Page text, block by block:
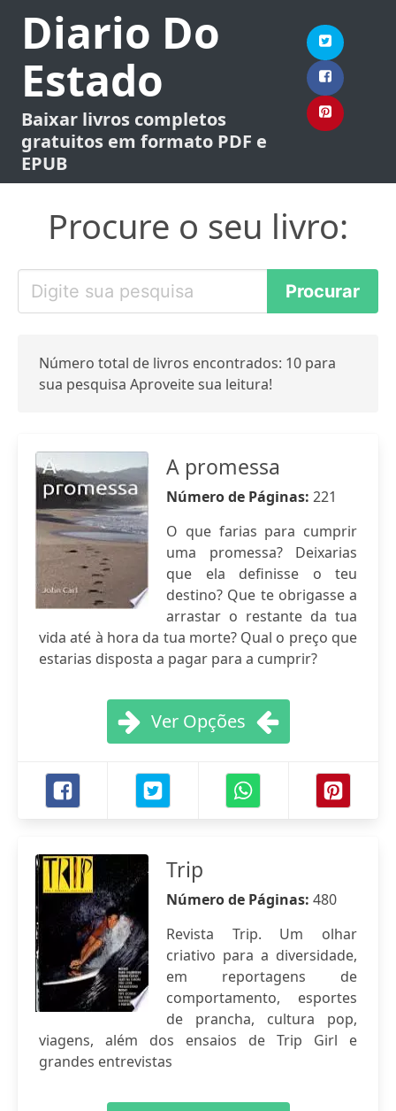
Diario Do
Estado
Baixar livros completos
gratuitos em formato PDF e
EPUB
Procure o seu livro:
Número total de livros encontrados: 10 para
sua pesquisa Aproveite sua leitura!
A promessa
Número de Páginas: 221
O que farias para cumprir
uma promessa? Deixarias
que ela definisse o teu
destino? Que te obrigasse a
arrastar o restante da tua
vida até à hora da tua morte? Qual o preço que
estarias disposta a pagar para a cumprir?
Ver Opções
Trip
Número de Páginas: 480
Revista Trip. Um olhar
criativo para a diversidade,
em reportagens de
comportamento, esportes
de prancha, cultura pop,
viagens, além dos ensaios de Trip Girl e
grandes entrevistas